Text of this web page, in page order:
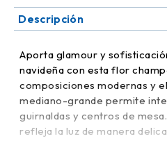
Descripción
Aporta glamour y
navideña con esta flor
composiciones modernas y
mediano-grande permite
guirnaldas y centros de
refleja la luz de manera